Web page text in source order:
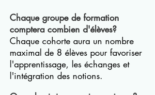
Chaque groupe de formation
comptera combien d'élèves?
Chaque cohorte aura un nombre
maximal de 8 élèves pour favoriser
l'apprentissage, les échanges et
l'intégration des notions.